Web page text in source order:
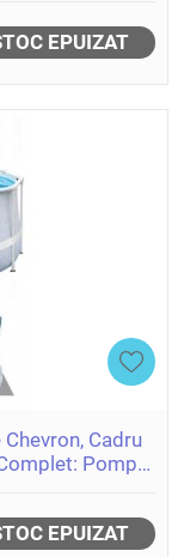
EPUIZAT
Cadru
Pompa,
EPUIZAT